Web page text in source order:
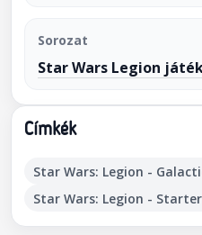
Sorozat
Star Wars Legion
Címkék
Star Wars: Legion -
Star Wars: Legion -